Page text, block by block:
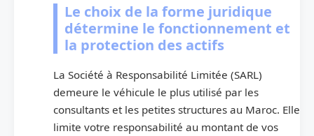
Le choix de la forme juridique
détermine le fonctionnement et
la protection des actifs
La Société à Responsabilité Limitée (SARL)
demeure le véhicule le plus utilisé par les
consultants et les petites structures au Maroc. Elle
limite votre responsabilité au montant de vos